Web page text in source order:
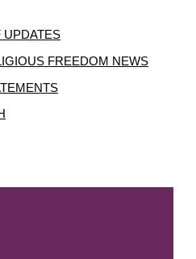
UPDATES
FREEDOM NEWS